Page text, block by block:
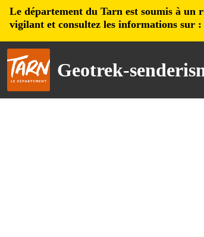
Le département du Tarn est soumis à un
vigilant et consultez les informations sur :
Geotrek-